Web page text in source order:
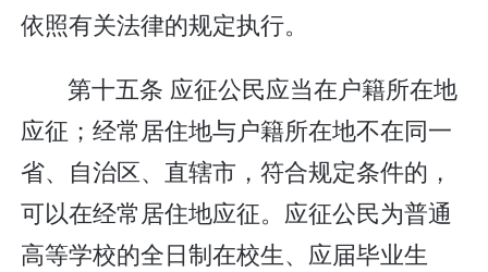
依照有关法律的规定执行。
第十五条 应征公民应当在户籍所在地
应征；经常居住地与户籍所在地不在同一
省、自治区、直辖市，符合规定条件的，
可以在经常居住地应征。应征公民为普通
高等学校的全日制在校生、应届毕业生